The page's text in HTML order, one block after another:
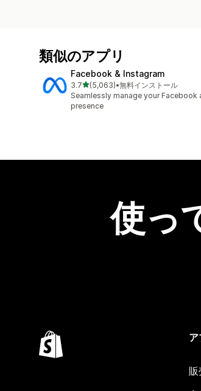
類似のアプリ
Facebook & Instagram
3.75つ星中
(5,063)
合計レビュー数：5063件
•無料インストール
Seamlessly manage your Facebook
presence
使っ